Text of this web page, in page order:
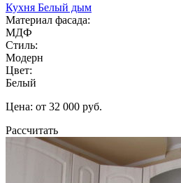
Кухня Белый дым
Материал фасада:
МДФ
Стиль:
Модерн
Цвет:
Белый
Цена: от 32 000 руб.
Рассчитать